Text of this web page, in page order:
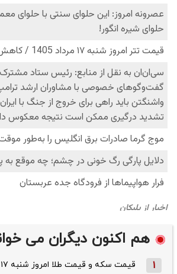
هم اکنون دیگران می
1 قیمت سکه و قیمت طلا امروز شنبه ۱۷ مرداد ۱۴۰۵ + جدول